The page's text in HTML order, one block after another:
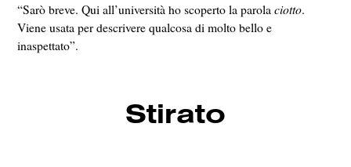
“Sarò breve. Qui all’università ho scoperto la parola ciotto.
Viene usata per descrivere qualcosa di molto bello e
inaspettato”.
Stirato